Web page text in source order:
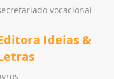
vocacional
Ideias &